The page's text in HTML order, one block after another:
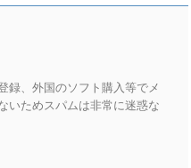
録、外国のソフト購入等でメ
いためスパムは非常に迷惑な